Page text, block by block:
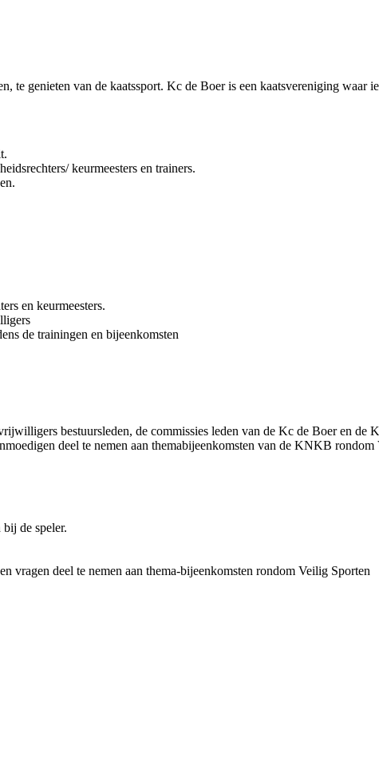
te genieten van de kaatssport. Kc de Boer is een kaatsvereniging waar
keurmeesters en trainers.
en keurmeesters.
de trainingen en bijeenkomsten
bestuursleden, de commissies leden van de Kc de Boer en de
deel te nemen aan themabijeenkomsten van de KNKB
de speler.
vragen deel te nemen aan thema-bijeenkomsten rondom Veilig Sporten